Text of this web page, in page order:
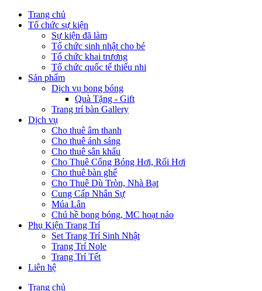
Trang chủ
Tổ chức sự kiện
Sự kiện đã làm
Tổ chức sinh nhật cho bé
Tổ chức khai trương
Tổ chức quốc tế thiếu nhi
Sản phẩm
Dịch vụ bong bóng
Quà Tặng - Gift
Trang trí bàn Gallery
Dịch vụ
Cho thuê âm thanh
Cho thuê ánh sáng
Cho thuê sân khấu
Cho Thuê Cổng Bóng Hơi, Rối Hơi
Cho thuê bàn ghế
Cho Thuê Dù Tròn, Nhà Bạt
Cung Cấp Nhân Sự
Múa Lân
Chú hề bong bóng, MC hoạt náo
Phụ Kiện Trang Trí
Set Trang Trí Sinh Nhật
Trang Trí Nole
Trang Trí Tết
Liên hệ
Trang chủ